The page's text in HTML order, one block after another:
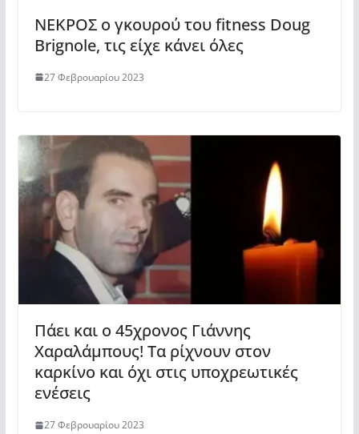
ΝΕΚΡΟΣ ο γκουρού του fitness Doug
Brignole, τις είχε κάνει όλες
27 Φεβρουαρίου 2023
Πάει και ο 45χρονος Γιάννης
Χαραλάμπους! Τα ρίχνουν στον
καρκίνο και όχι στις υποχρεωτικές
ενέσεις
27 Φεβρουαρίου 2023